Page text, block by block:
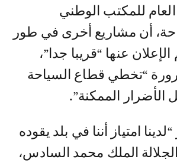
للمكتب الوطني
أن مشاريع أخرى في طور
الإعلان عنها “قريبا جدا”،
“تخطي قطاع السياحة
الأضرار الممكنة”.
امتياز أننا في بلد يقوده
الملك محمد السادس،